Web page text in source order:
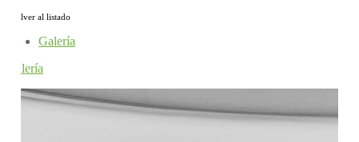
Volver al listado
Galería
Galería